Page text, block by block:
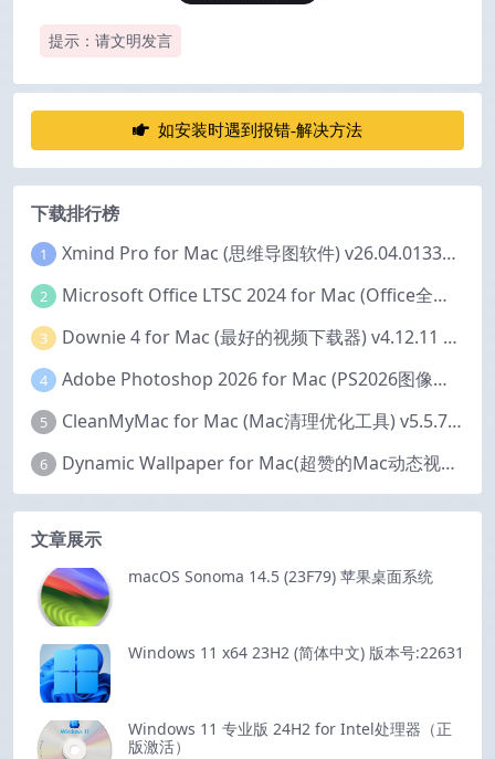
提示：请文明发言
如安装时遇到报错-解决方法
下载排行榜
1 Xmind Pro for Mac (思维导图软件) v26.04.01337 永久激活版
2 Microsoft Office LTSC 2024 for Mac (Office全家桶) v16.111.2 中文激活版
3 Downie 4 for Mac (最好的视频下载器) v4.12.11 激活版
4 Adobe Photoshop 2026 for Mac (PS2026图像编辑处理软件) v27.6.0 中文版
5 CleanMyMac for Mac (Mac清理优化工具) v5.5.7 激活版
6 Dynamic Wallpaper for Mac(超赞的Mac动态视频壁纸) v25.4 激活版
文章展示
macOS Sonoma 14.5 (23F79) 苹果桌面系统
Windows 11 x64 23H2 (简体中文) 版本号:22631
Windows 11 专业版 24H2 for Intel处理器（正
版激活）